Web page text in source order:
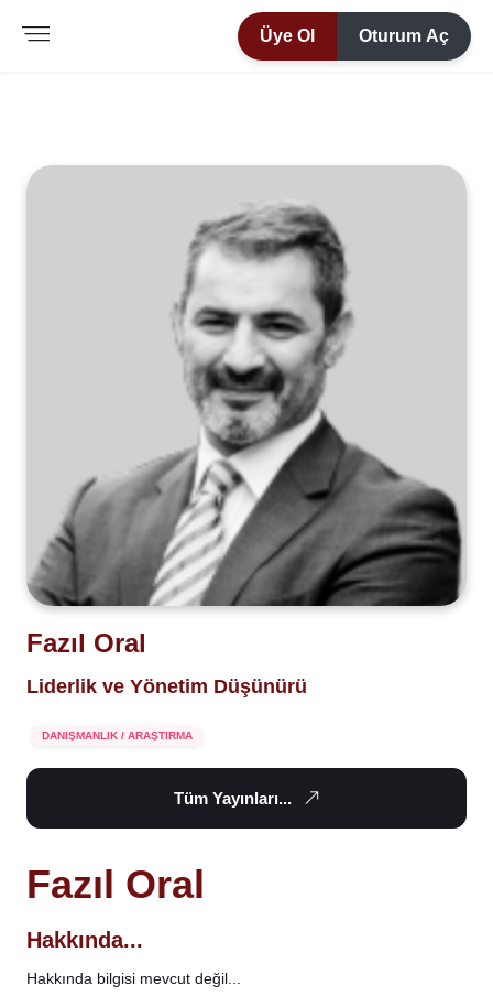
Üye Ol Oturum Aç
Fazıl Oral
Liderlik ve Yönetim Düşünürü
DANIŞMANLIK / ARAŞTIRMA
Tüm Yayınları...
Fazıl Oral
Hakkında...
Hakkında bilgisi mevcut değil...